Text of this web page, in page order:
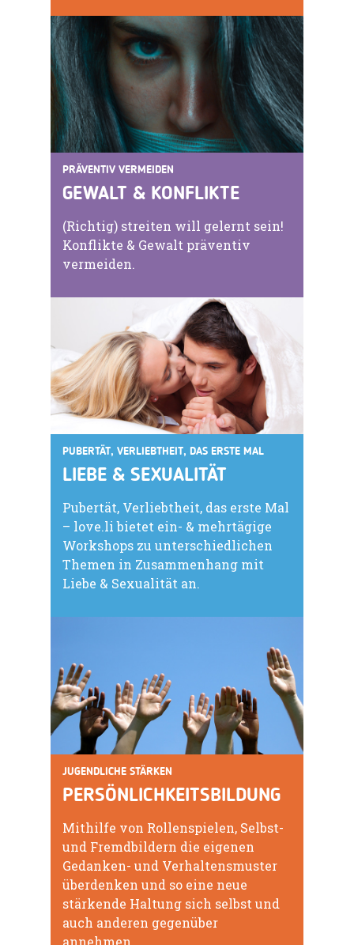
PRÄVENTIV VERMEIDEN
GEWALT & KONFLIKTE
(Richtig) streiten will gelernt sein!
Konflikte & Gewalt präventiv
vermeiden.
PUBERTÄT, VERLIEBTHEIT, DAS ERSTE MAL
LIEBE & SEXUALITÄT
Pubertät, Verliebtheit, das erste Mal
– love.li bietet ein- & mehrtägige
Workshops zu unterschiedlichen
Themen in Zusammenhang mit
Liebe & Sexualität an.
JUGENDLICHE STÄRKEN
PERSÖNLICHKEITSBILDUNG
Mithilfe von Rollenspielen, Selbst-
und Fremdbildern die eigenen
Gedanken- und Verhaltensmuster
überdenken und so eine neue
stärkende Haltung sich selbst und
auch anderen gegenüber
annehmen.